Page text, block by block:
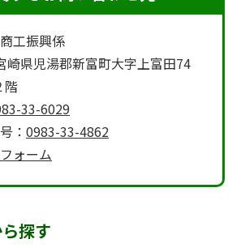
工振興係
崎県児湯郡新富町大字上富田74
階
33-6029
： 0983-33-4862
ォーム
探す